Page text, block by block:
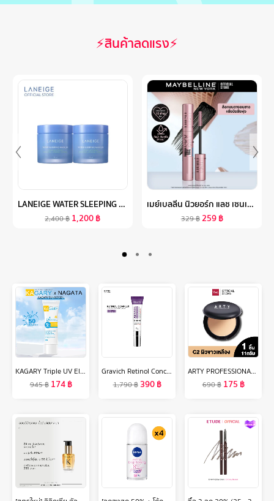
⚡สินค้าลดแรง⚡
LANEIGE WATER SLEEPING MASK_EX 70ML 2ชิ้น ลาเนจ วอเตอร์ สลิปปิ้ง มาส์ก อีเอ็กซ์ มาส์กให้ความชุ่มชื้น กระจ่างใส บำรุงผิว
2,400฿ 1,200฿
เมย์เบลลีน นิวยอร์ก แลช เซนเซชั่นแนล สกาย ไฮน์ มาสคาร่า 6มล. MAYBELLINE NEW YORK LASH SENSATIONAL SKY HIGH MASCARA 6ML (เครื่องสำอาง, มาสคาร่ากันน้ำ)
329฿259฿
KAGARY Triple UV Elixir Sunscreen SPF50+ PA+++ 50g กันแดดเนื้อเจลลี่น้ำ ผิวฉ่ำโกลว์ กันแดด เบาสบายผิ สูตรกันน้ำ สดชื่นผิว ไม่มันเยิ้ม
945฿ 174฿
Gravich Retinol Concentrate Eye Cream 15 g
1,790฿ 390฿
ARTY PROFESSIONAL SUPER PERFECT POWDER SPF 25 PA++ 11 กรัม แป้งผสมรองพื้น เครื่องสำอาง แป้งสำหรับใบหน้า แป้ง พัฟ ผสานการเติมเต็มคุณค่าจากวิตามินซี
690฿ 175 ฿